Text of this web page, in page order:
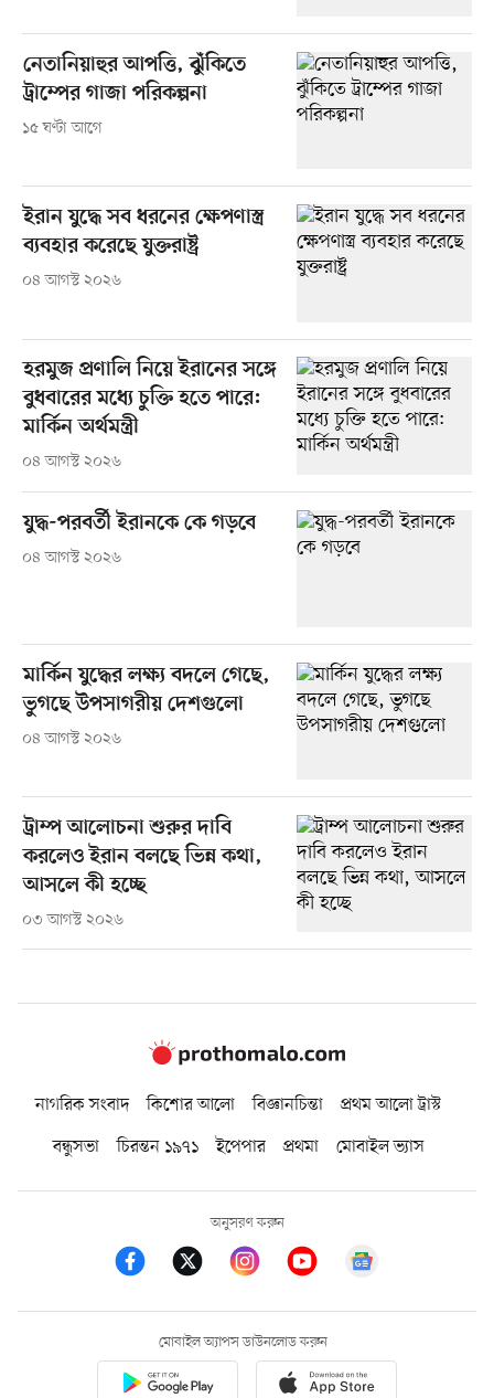
নেতানিয়াহুর আপত্তি, ঝুঁকিতে
ট্রাম্পের গাজা পরিকল্পনা
১৫ ঘণ্টা আগে
ইরান যুদ্ধে সব ধরনের ক্ষেপণাস্ত্র
ব্যবহার করেছে যুক্তরাষ্ট্র
০৪ আগস্ট ২০২৬
হরমুজ প্রণালি নিয়ে ইরানের সঙ্গে
বুধবারের মধ্যে চুক্তি হতে পারে:
মার্কিন অর্থমন্ত্রী
০৪ আগস্ট ২০২৬
যুদ্ধ-পরবর্তী ইরানকে কে গড়বে
০৪ আগস্ট ২০২৬
মার্কিন যুদ্ধের লক্ষ্য বদলে গেছে,
ভুগছে উপসাগরীয় দেশগুলো
০৪ আগস্ট ২০২৬
ট্রাম্প আলোচনা শুরুর দাবি
করলেও ইরান বলছে ভিন্ন কথা,
আসলে কী হচ্ছে
০৩ আগস্ট ২০২৬
নাগরিক সংবাদ কিশোর আলো বিজ্ঞানচিন্তা
প্রথম আলো ট্রাস্ট
বন্ধুসভা
চিরন্তন ১৯৭১ ইপেপার প্রথমা মোবাইল ভ্যাস
অনুসরণ করুন
মোবাইল অ্যাপস ডাউনলোড করুন